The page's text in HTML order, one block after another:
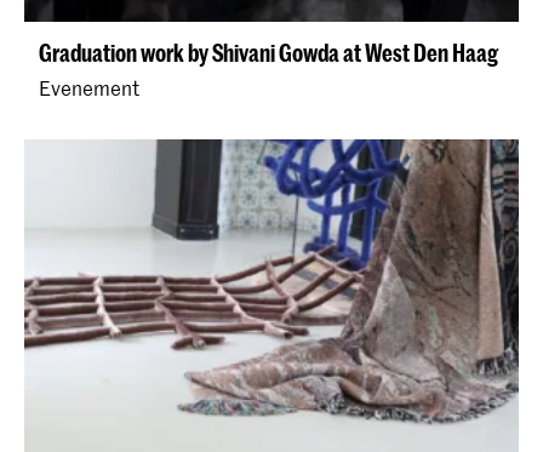
Graduation work by Shivani Gowda at West Den Haag
Evenement